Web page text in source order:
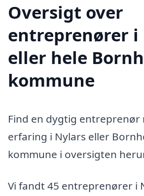
Oversigt over
entreprenører i
eller hele
kommune
Find en dygtig entreprenør
erfaring i Nylars eller
kommune i oversigten
Vi fandt 45 entreprenører i